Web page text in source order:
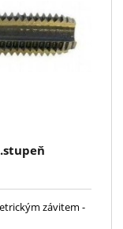
závitem -